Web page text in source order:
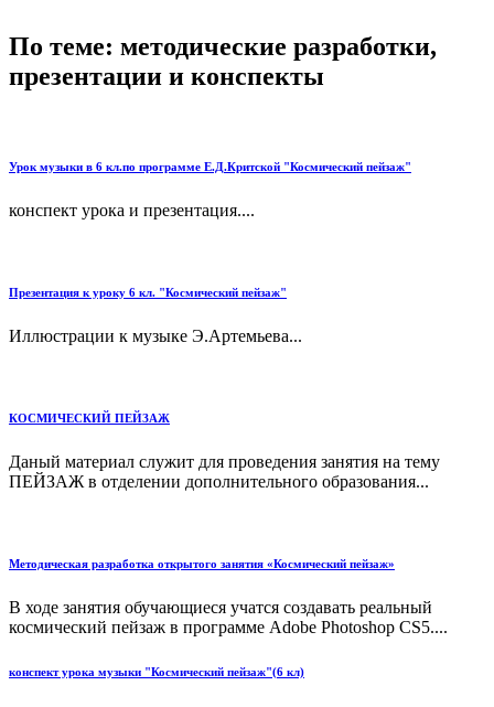
По теме: методические разработки,
презентации и конспекты
Урок музыки в 6 кл.по программе Е.Д.Критской "Космический пейзаж"
конспект урока и презентация....
Презентация к уроку 6 кл. "Космический пейзаж"
Иллюстрации к музыке Э.Артемьева...
КОСМИЧЕСКИЙ ПЕЙЗАЖ
Даный материал служит для проведения занятия на тему
ПЕЙЗАЖ в отделении дополнительного образования...
Методическая разработка открытого занятия «Космический пейзаж»
В ходе занятия обучающиеся учатся создавать реальный
космический пейзаж в программе Adobe Photoshop CS5....
конспект урока музыки "Космический пейзаж"(6 кл)